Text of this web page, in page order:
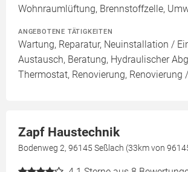
Wohnraumlüftung, Brennstoffzelle,
ANGEBOTENE TÄTIGKEITEN
Wartung, Reparatur, Neuinstallation /
Austausch, Beratung, Hydraulischer
Thermostat, Renovierung, Renovierung
Zapf Haustechnik
Bodenweg 2, 96145 Seßlach (33km von